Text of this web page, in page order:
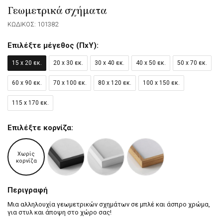
Γεωμετρικά σχήματα
ΚΩΔΙΚΟΣ: 101382
Επιλέξτε μέγεθος (ΠxΥ):
15 x 20 εκ. 20 x 30 εκ. 30 x 40 εκ. 40 x 50 εκ. 50 x 70 εκ.
60 x 90 εκ. 70 x 100 εκ. 80 x 120 εκ. 100 x 150 εκ.
115 x 170 εκ.
Επιλέξτε κορνίζα:
Χωρίς
κορνίζα
Περιγραφή
Μια αλληλουχία γεωμετρικών σχημάτων σε μπλέ και άσπρο χρώμα,
για στυλ και άποψη στο χώρο σας!